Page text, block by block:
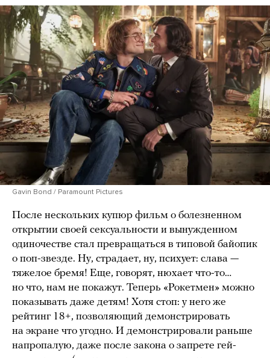
Gavin Bond / Paramount Pictures
После нескольких купюр фильм о болезненном
открытии своей сексуальности и вынужденном
одиночестве стал превращаться в типовой байопик
о поп-звезде. Ну, страдает, ну, психует: слава —
тяжелое бремя! Еще, говорят, нюхает что-то…
но что, нам не покажут. Теперь «Рокетмен» можно
показывать даже детям! Хотя стоп: у него же
рейтинг 18+, позволяющий демонстрировать
на экране что угодно. И демонстрировали раньше
напропалую, даже после закона о запрете гей-